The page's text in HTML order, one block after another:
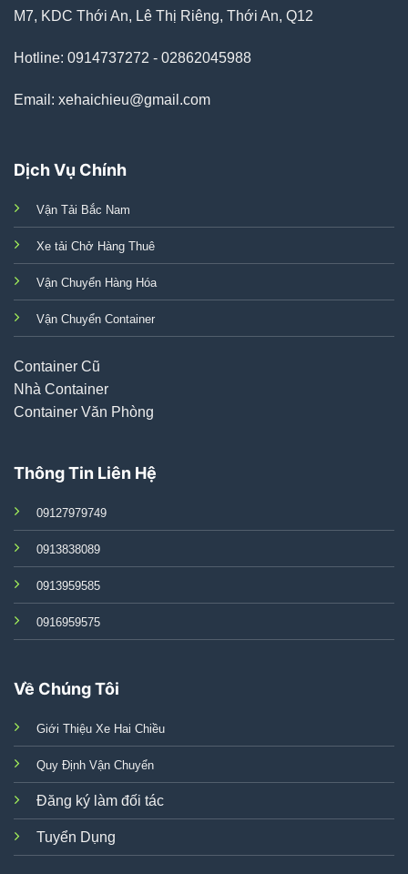
M7, KDC Thới An, Lê Thị Riêng, Thới An, Q12
Hotline: 0914737272 - 02862045988
Email: xehaichieu@gmail.com
Dịch Vụ Chính
Vận Tải Bắc Nam
Xe tải Chở Hàng Thuê
Vận Chuyển Hàng Hóa
Vận Chuyển Container
Container Cũ
Nhà Container
Container Văn Phòng
Thông Tin Liên Hệ
09127979749
0913838089
0913959585
0916959575
Về Chúng Tôi
Giới Thiệu Xe Hai Chiều
Quy Định Vận Chuyển
Đăng ký làm đối tác
Tuyển Dụng